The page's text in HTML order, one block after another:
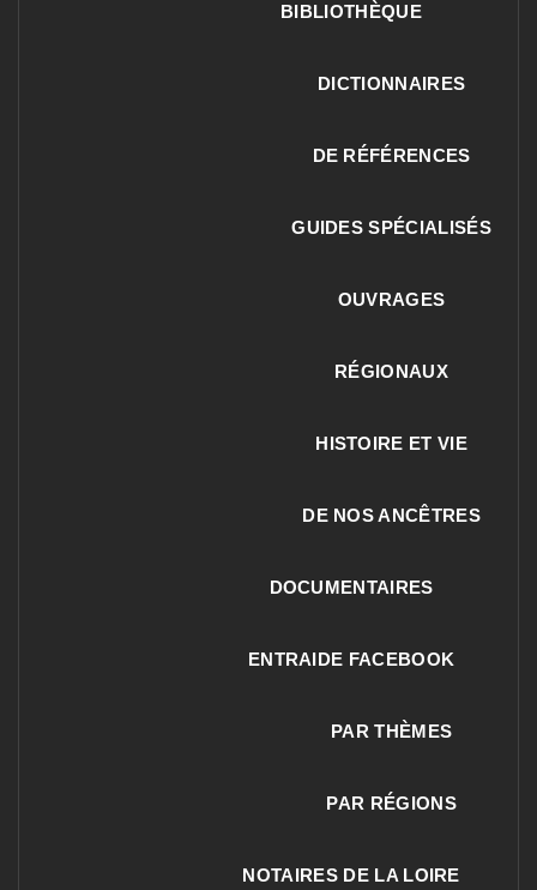
BIBLIOTHÈQUE
DICTIONNAIRES
DE RÉFÉRENCES
GUIDES SPÉCIALISÉS
OUVRAGES
RÉGIONAUX
HISTOIRE ET VIE
DE NOS ANCÊTRES
DOCUMENTAIRES
ENTRAIDE FACEBOOK
PAR THÈMES
PAR RÉGIONS
NOTAIRES DE LA LOIRE